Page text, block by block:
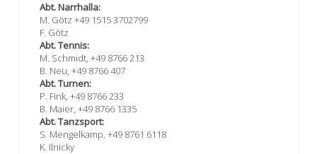
Abt. Narrhalla:
M. Götz +49 1515 3702799
F. Götz
Abt. Tennis:
M. Schmidt, +49 8766 213
B. Neu, +49 8766 407
Abt. Turnen:
P. Fink, +49 8766 233
B. Maier, +49 8766 1335
Abt. Tanzsport:
S. Mengelkamp, +49 8761 6118
K. Ilnicky